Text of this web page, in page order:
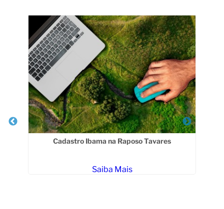
Cadastro Ibama na Raposo Tavares
Saiba Mais